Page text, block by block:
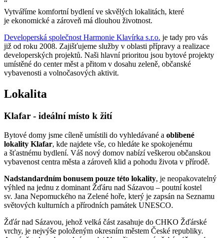
“
Vytváříme komfortní bydlení ve skvělých lokalitách, které
je ekonomické a zároveň má dlouhou životnost.
Developerská společnost Harmonie Klavírka s.r.o. je tady pro vás
již od roku 2008. Zajišťujeme služby v oblasti přípravy a realizace
developerských projektů. Naši hlavní prioritou jsou bytové projekty
umístěné do center měst a přitom v dosahu zeleně, občanské
vybavenosti a volnočasových aktivit.
Lokalita
Klafar - ideální místo k žití
Bytové domy jsme cíleně umístili do vyhledávané a oblíbené
lokality Klafar, kde najdete vše, co hledáte ke spokojenému
a šťastnému bydlení. Váš nový domov nabízí veškerou občanskou
vybavenost centra města a zároveň klid a pohodu života v přírodě.
Nadstandardním bonusem pouze této lokality, je neopakovatelný
výhled na jednu z dominant Žďáru nad Sázavou – poutní kostel
sv. Jana Nepomuckého na Zelené hoře, který je zapsán na Seznamu
světových kulturních a přírodních památek UNESCO.
Žďár nad Sázavou, jehož velká část zasahuje do CHKO Žďárské
vrchy, je nejvýše položeným okresním městem České republiky.